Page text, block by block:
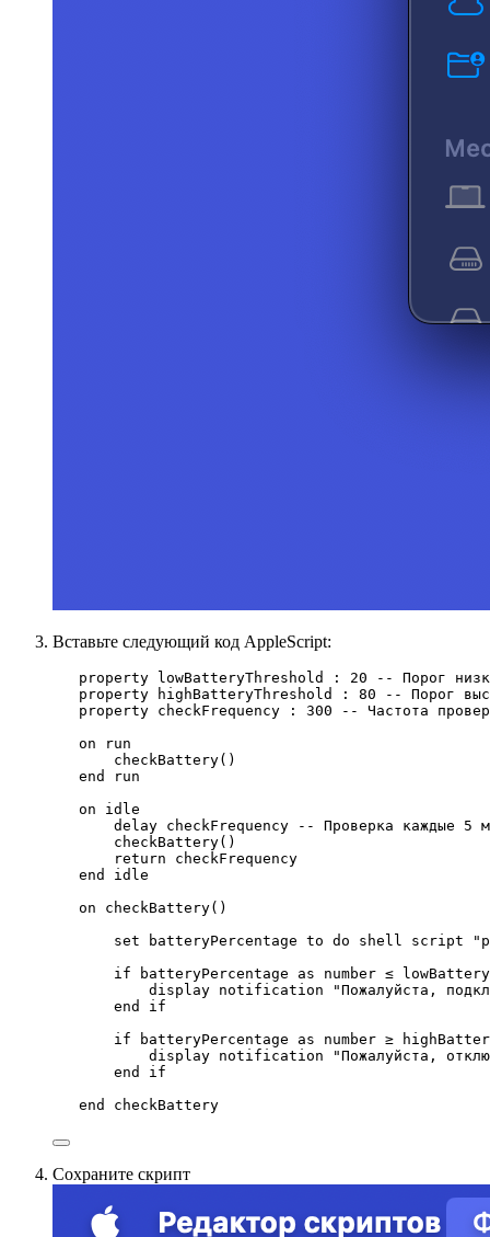
Вставьте следующий код AppleScript:
property lowBatteryThreshold : 20
-- Порог
property
highBatteryThreshold : 80
-- Порог
property checkFrequency : 300
-- Частота
on
run
checkBattery()
end
run
on
idle
delay checkFrequency
-- Проверка каждые 5
checkBattery()
return checkFrequency
end
idle
on
checkBattery()
set
batteryPercentage to do shell script "
if batteryPercentage as number ≤
display notification
"Пожалуйста,
end if
if batteryPercentage as number ≥
display notification
"Пожалуйста,
end if
end
checkBattery
Сохраните скрипт